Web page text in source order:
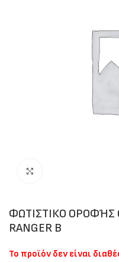
ΦΩΤΙΣΤΙΚΟ ΟΡΟΦΉΣ
RANGER B
Το προϊόν δεν είναι